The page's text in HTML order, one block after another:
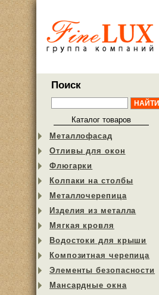
Поиск
Каталог товаров
Металлофасад
Отливы для окон
Флюгарки
Колпаки на столбы
Металлочерепица
Изделия из металла
Мягкая кровля
Водостоки для крыши
Композитная черепица
Элементы безопасности
Мансардные окна